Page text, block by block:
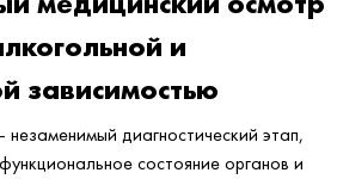
и
зависимостью
диагностический этап,
состояние органов и